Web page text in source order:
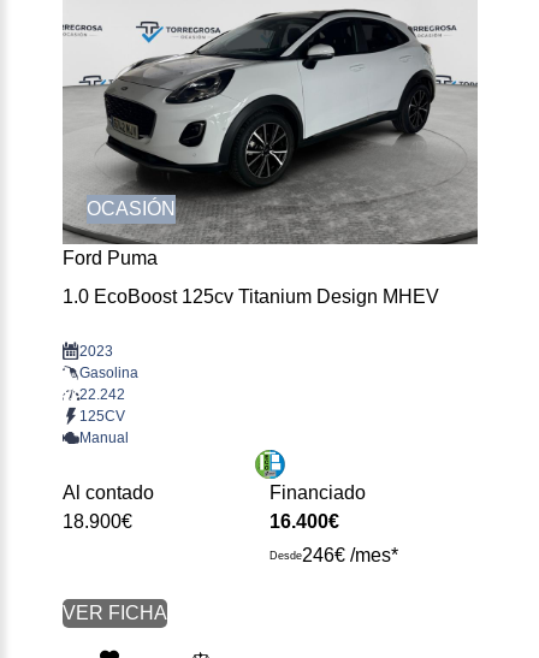
OCASIÓN
Ford Puma
1.0 EcoBoost 125cv Titanium Design MHEV
2023
Gasolina
22.242
125CV
Manual
Al contado
18.900€
Financiado
16.400€
Desde246€ /mes*
VER FICHA